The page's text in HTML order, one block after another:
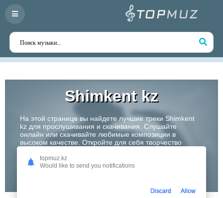
Shimkent kz
На этой странице вы найдете лучшие треки Shimkent
kz для прослушивания и скачивания. Слушайте
онлайн или скачивайте любимые композиции в
высоком качестве. Откройте для себя творчество
Слушать
topmuz.kz
Would like to send you notifications
Discard Allow